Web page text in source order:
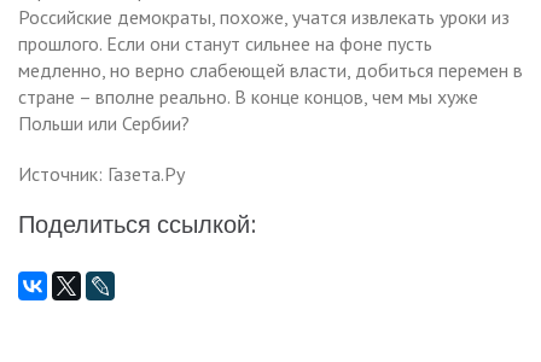
Российские демократы, похоже, учатся извлекать уроки из
прошлого. Если они станут сильнее на фоне пусть
медленно, но верно слабеющей власти, добиться перемен в
стране – вполне реально. В конце концов, чем мы хуже
Польши или Сербии?
Источник: Газета.Ру
Поделиться ссылкой: